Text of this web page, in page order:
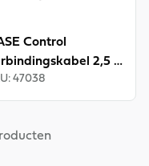
Control
2,5 m
: 47038